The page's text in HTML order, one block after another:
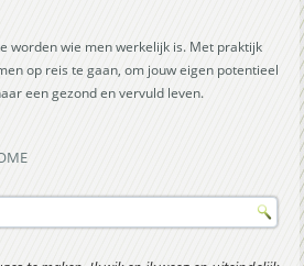
worden wie men werkelijk is. Met praktijk
op reis te gaan, om jouw eigen potentieel
een gezond en vervuld leven.